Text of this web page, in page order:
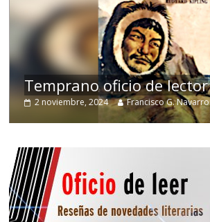
Temprano oficio de lector
2 noviembre, 2024 Francisco G. Navarro